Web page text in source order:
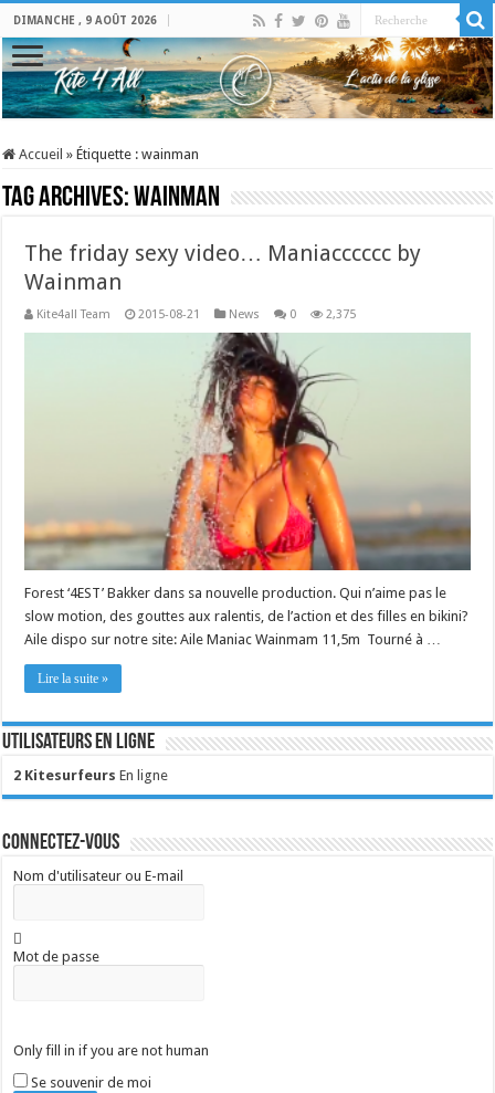
DIMANCHE , 9 AOÛT 2026
Accueil » Étiquette :wainman
Tag Archives:wainman
The friday sexy video… Maniacccccc by
Wainman
Kite4all Team 2015-08-21 News 0 2,375
Forest ‘4EST’ Bakker dans sa nouvelle production. Qui n’aime pas le
slow motion, des gouttes aux ralentis, de l’action et des filles en bikini?
Aile dispo sur notre site: Aile Maniac Wainmam 11,5m Tourné à …
Lire la suite »
Utilisateurs en ligne
2 Kitesurfeurs En ligne
Connectez-vous
Nom d'utilisateur ou E-mail
Mot de passe
Only fill in if you are not human
Se souvenir de moi